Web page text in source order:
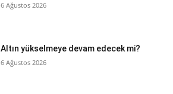
6 Ağustos 2026
Altın yükselmeye devam edecek mi?
6 Ağustos 2026